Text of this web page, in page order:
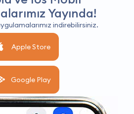
Yayında!
indirebilirsiniz.
Apple Store
Google Play